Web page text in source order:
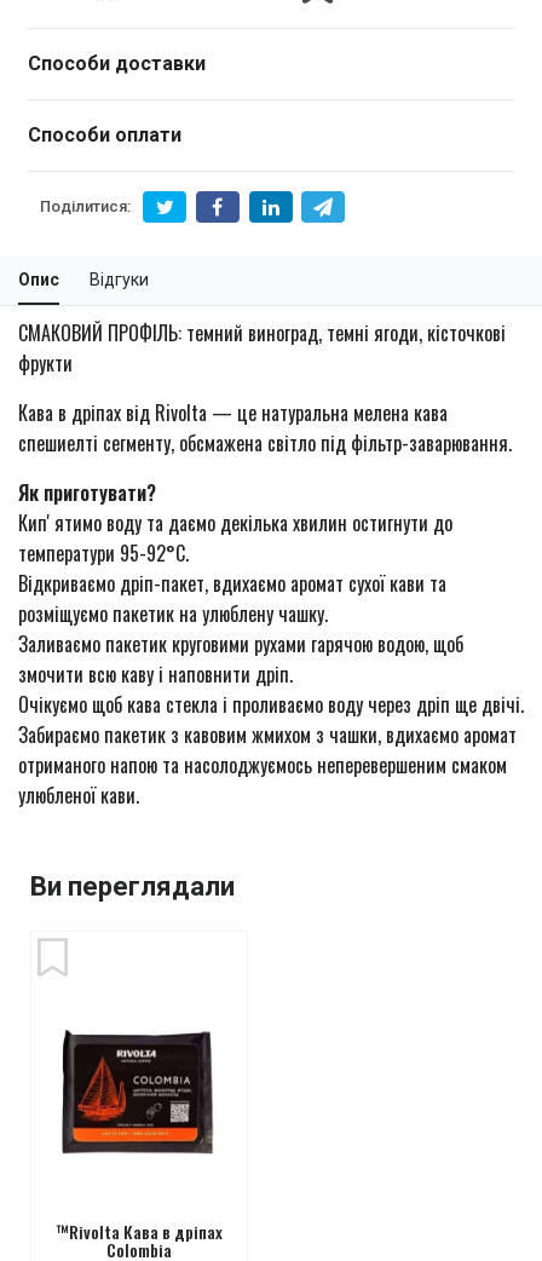
Способи доставки
Способи оплати
Поділитися:
Опис Відгуки
СМАКОВИЙ ПРОФІЛЬ: темний виноград, темні ягоди, кісточкові
фрукти
Кава в дріпах від Rivolta — це натуральна мелена кава
спешиелті сегменту, обсмажена світло під фільтр-заварювання.
Як приготувати?
Кипʼятимо воду та даємо декілька хвилин остигнути до
температури 95-92°С.
Відкриваємо дріп-пакет, вдихаємо аромат сухої кави та
розміщуємо пакетик на улюблену чашку.
Заливаємо пакетик круговими рухами гарячою водою, щоб
змочити всю каву і наповнити дріп.
Очікуємо щоб кава стекла і проливаємо воду через дріп ще двічі.
Забираємо пакетик з кавовим жмихом з чашки, вдихаємо аромат
отриманого напою та насолоджуємось неперевершеним смаком
улюбленої кави.
Ви переглядали
™Rivolta Кава в дріпах
Сolombia